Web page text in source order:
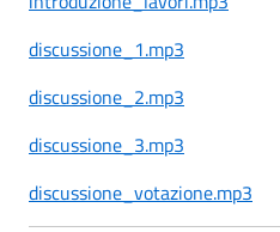
discussione_1.mp3
discussione_2.mp3
discussione_3.mp3
discussione_votazione.mp3